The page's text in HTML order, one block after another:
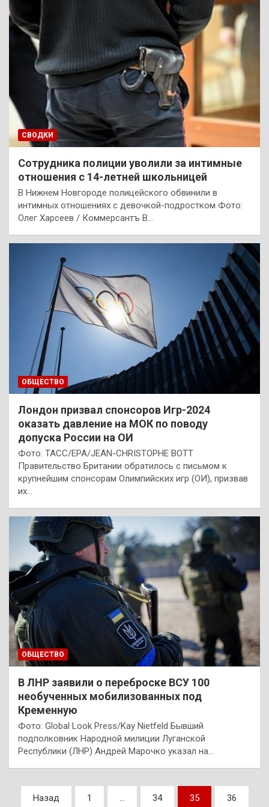
СВОДКИ
Сотрудника полиции уволили за интимные
отношения с 14-летней школьницей
В Нижнем Новгороде полицейского обвинили в
интимных отношениях с девочкой-подростком Фото:
Олег Харсеев / Коммерсантъ В…
ОБЩЕСТВО
Лондон призвал спонсоров Игр-2024
оказать давление на МОК по поводу
допуска России на ОИ
Фото: ТАСС/EPA/JEAN-CHRISTOPHE BOTT
Правительство Британии обратилось с письмом к
крупнейшим спонсорам Олимпийских игр (ОИ), призвав
их…
ОБЩЕСТВО
В ЛНР заявили о переброске ВСУ 100
необученных мобилизованных под
Кременную
Фото: Global Look Press/Kay Nietfeld Бывший
подполковник Народной милиции Луганской
Республики (ЛНР) Андрей Марочко указал на…
Пагинация
Назад 1 … 34 35 36